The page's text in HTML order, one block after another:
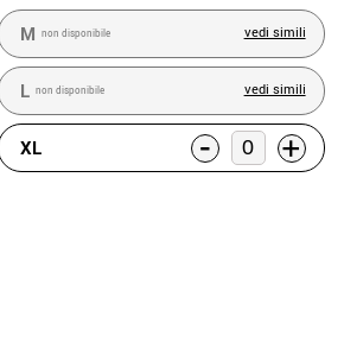
M non disponibile vedi simili
L non disponibile vedi simili
XL - +